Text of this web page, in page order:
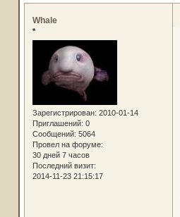
Whale
*
Зарегистрирован: 2010-01-14
Приглашений: 0
Сообщений: 5064
Провел на форуме:
30 дней 7 часов
Последний визит:
2014-11-23 21:15:17